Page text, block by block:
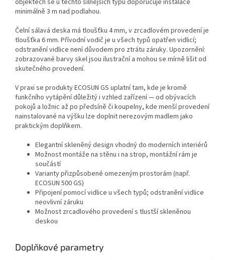
objektech se u těchto silnějších typů doporučuje instalace
minimálně 3 m nad podlahou.
Čelní sálavá deska má tloušťku 4 mm, v zrcadlovém provedení je
tloušťka 6 mm. Přívodní vodič je u všech typů opatřen vidlicí;
odstranění vidlice není důvodem pro ztrátu záruky. Upozornění:
zobrazované barvy skel jsou ilustrační a mohou se mírně lišit od
skutečného provedení.
V praxi se produkty ECOSUN GS uplatní tam, kde je kromě
funkčního vytápění důležitý i vzhled zařízení — od obývacích
pokojů a ložnic až po předsíně či koupelny, kde menší provedení
nainstalované na výšku lze doplnit nerezovým madlem jako
praktickým doplňkem.
Elegantní skleněný design vhodný do moderních interiérů
Možnost montáže na stěnu i na strop, montážní rám je
součástí
Varianty přizpůsobené omezeným prostorám (např.
ECOSUN 500 GS)
Připojení pomocí vidlice u všech typů; odstranění vidlice
neovlivní záruku
Možnost zrcadlového provedení s tlustší skleněnou
deskou
Doplňkové parametry